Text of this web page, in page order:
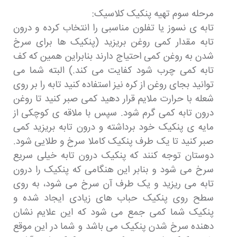
مرحله سوم تهیه پنکیک کلاسیک:
تابه ی نسوز یا تفلون مناسبی را انتخاب کرده و درون
تابه مقدار کمی روغن بریزید (پنکیک ها برای سرخ
شدن به روغن کمی احتیاج دارند بنابراین همین که کف
تابه کمی چرب شود کفایت می کند.) البته شما می
توانید بجای روغن از کره نیز استفاده کنید تابه را بر روی
شعله با حرارت ملایم قرار دهید کمی صبر کنید تا روغن
درون تابه کمی گرم شود. سپس با ملاقه ی کوچکی از
مایه ی پنکیک خود برداشته و درون تابه بریزید کمی
صبر کنید تا یک طرف پنکیک کاملا سرخ و طلایی شود.
دوستان توجه کنند که پنکیک درون تابه خیلی سریع
سرخ می شود و بنابر این هنگامی که پنکیک را درون
تابه می ریزید و یک طرف آن سرخ می شود، به روی
سطح روی پنکیک حباب های زیادی ایجاد شده و
پنکیک شما کمی جمع می شود که این علایم نشان
دهنده سرخ شدن پنکیک می باشد و شما در این موقع